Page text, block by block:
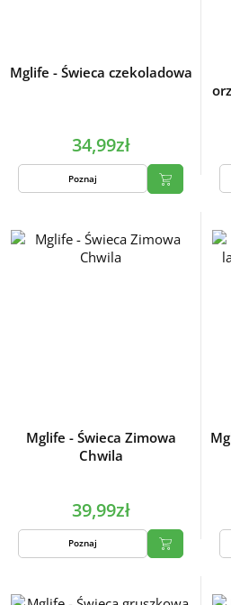
Mglife - Świeca czekoladowa
34,99zł
Poznaj
Mglife - Świeca Zimowa
Chwila
39,99zł
Poznaj